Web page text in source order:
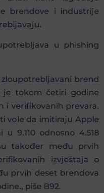
brendove i industrije
u phishing
brend
je tokom četiri godine
i verifikovanih prevara.
vole da imitiraju Apple
9.110 odnosno 4.518
također među prvih
izvještaja o
prvih deset brendova
piše B92.